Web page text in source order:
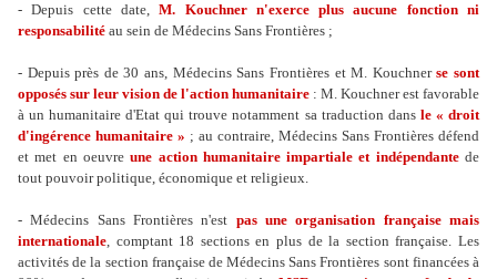
- Depuis cette date,M. Kouchner n'exerce plus aucune fonction ni
responsabilité au sein de Médecins Sans Frontières ;
- Depuis près de 30 ans, Médecins Sans Frontières et M. Kouchnerse sont
opposés sur leur vision de l'action humanitaire : M. Kouchner est favorable
à un humanitaire d'Etat qui trouve notamment sa traduction dansle « droit
d'ingérence humanitaire » ; au contraire, Médecins Sans Frontières défend
et met en oeuvreune action humanitaire impartiale et indépendantede
tout pouvoir politique, économique et religieux.
- Médecins Sans Frontières n'est pas une organisation française mais
internationale, comptant 18 sections en plus de la section française. Les
activités de la section française de Médecins Sans Frontières sont financées à